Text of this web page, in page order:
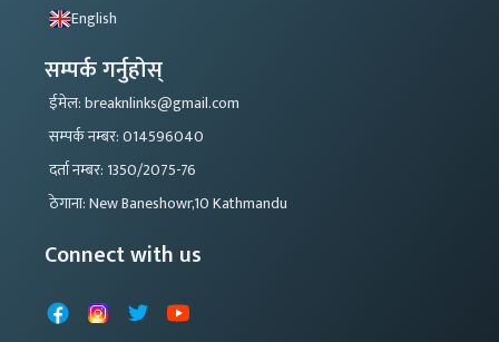
English
सम्पर्क गर्नुहोस्
ईमेल: breaknlinks@gmail.com
सम्पर्क नम्बर: 014596040
दर्ता नम्बर: 1350/2075-76
ठेगाना: New Baneshowr,10 Kathmandu
Connect with us
FacebookInstagram
X YouTube